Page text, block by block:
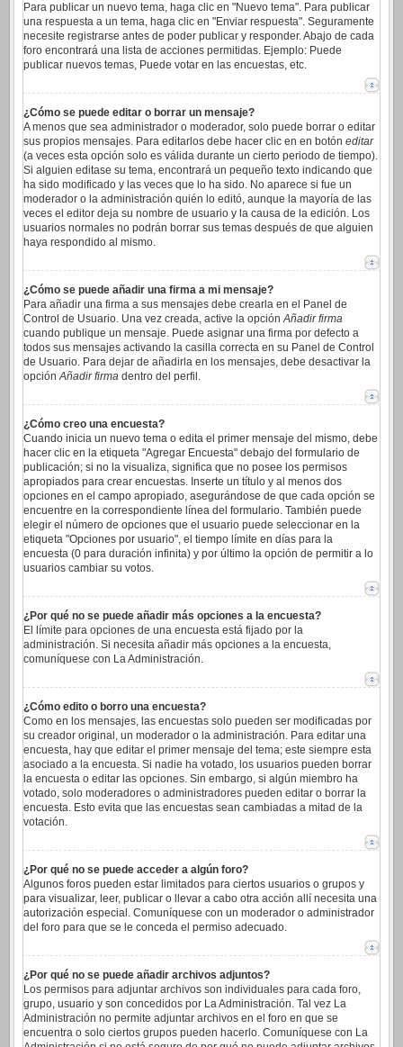
Para publicar un nuevo tema, haga clic en "Nuevo tema". Para publicar
una respuesta a un tema, haga clic en "Enviar respuesta". Seguramente
necesite registrarse antes de poder publicar y responder. Abajo de cada
foro encontrará una lista de acciones permitidas. Ejemplo: Puede
publicar nuevos temas, Puede votar en las encuestas, etc.
¿Cómo se puede editar o borrar un mensaje?
A menos que sea administrador o moderador, solo puede borrar o editar
sus propios mensajes. Para editarlos debe hacer clic en en botón editar
(a veces esta opción solo es válida durante un cierto periodo de tiempo).
Si alguien editase su tema, encontrará un pequeño texto indicando que
ha sido modificado y las veces que lo ha sido. No aparece si fue un
moderador o la administración quién lo editó, aunque la mayoría de las
veces el editor deja su nombre de usuario y la causa de la edición. Los
usuarios normales no podrán borrar sus temas después de que alguien
haya respondido al mismo.
¿Cómo se puede añadir una firma a mi mensaje?
Para añadir una firma a sus mensajes debe crearla en el Panel de
Control de Usuario. Una vez creada, active la opciónAñadir firma
cuando publique un mensaje. Puede asignar una firma por defecto a
todos sus mensajes activando la casilla correcta en su Panel de Control
de Usuario. Para dejar de añadirla en los mensajes, debe desactivar la
opciónAñadir firma dentro del perfil.
¿Cómo creo una encuesta?
Cuando inicia un nuevo tema o edita el primer mensaje del mismo, debe
hacer clic en la etiqueta "Agregar Encuesta" debajo del formulario de
publicación; si no la visualiza, significa que no posee los permisos
apropiados para crear encuestas. Inserte un título y al menos dos
opciones en el campo apropiado, asegurándose de que cada opción se
encuentre en la correspondiente línea del formulario. También puede
elegir el número de opciones que el usuario puede seleccionar en la
etiqueta "Opciones por usuario", el tiempo límite en días para la
encuesta (0 para duración infinita) y por último la opción de permitir a lo
usuarios cambiar su votos.
¿Por qué no se puede añadir más opciones a la encuesta?
El límite para opciones de una encuesta está fijado por la
administración. Si necesita añadir más opciones a la encuesta,
comuníquese con La Administración.
¿Cómo edito o borro una encuesta?
Como en los mensajes, las encuestas solo pueden ser modificadas por
su creador original, un moderador o la administración. Para editar una
encuesta, hay que editar el primer mensaje del tema; este siempre esta
asociado a la encuesta. Si nadie ha votado, los usuarios pueden borrar
la encuesta o editar las opciones. Sin embargo, si algún miembro ha
votado, solo moderadores o administradores pueden editar o borrar la
encuesta. Esto evita que las encuestas sean cambiadas a mitad de la
votación.
¿Por qué no se puede acceder a algún foro?
Algunos foros pueden estar limitados para ciertos usuarios o grupos y
para visualizar, leer, publicar o llevar a cabo otra acción allí necesita una
autorización especial. Comuníquese con un moderador o administrador
del foro para que se le conceda el permiso adecuado.
¿Por qué no se puede añadir archivos adjuntos?
Los permisos para adjuntar archivos son individuales para cada foro,
grupo, usuario y son concedidos por La Administración. Tal vez La
Administración no permite adjuntar archivos en el foro en que se
encuentra o solo ciertos grupos pueden hacerlo. Comuníquese con La